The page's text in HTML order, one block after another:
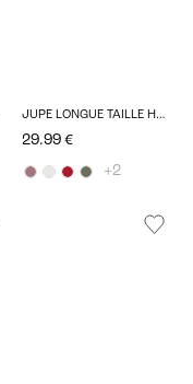
JUPE LONGUE TAILLE HAUTE
29.99 €
+2